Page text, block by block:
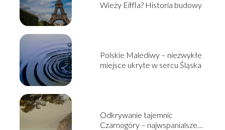
Wieży Eiffla? Historia budowy
Polskie Malediwy – niezwykłe
miejsce ukryte w sercu Śląska
Odkrywanie tajemnic
Czarnogóry – najwspanialsze